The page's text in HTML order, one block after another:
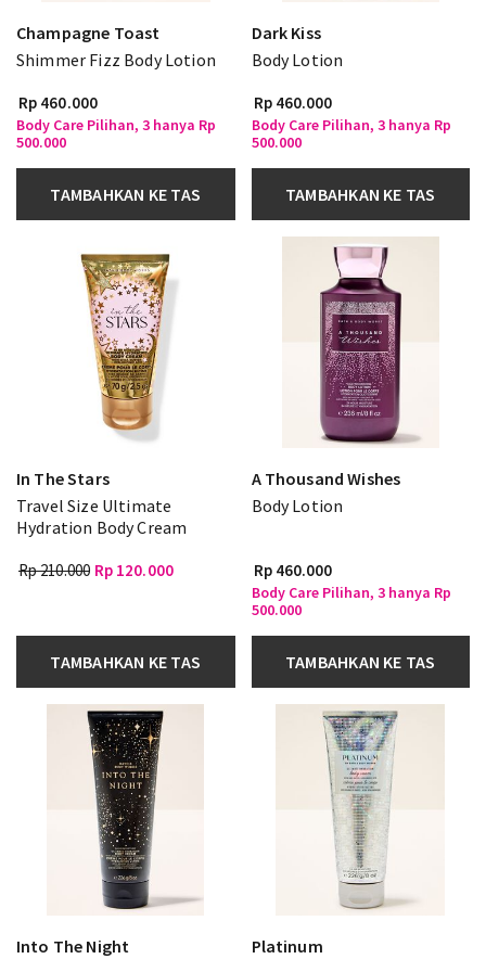
Champagne Toast
Shimmer Fizz Body Lotion
Rp 460.000
Body Care Pilihan, 3 hanya Rp
500.000
TAMBAHKAN KE TAS
Dark Kiss
Body Lotion
Rp 460.000
Body Care Pilihan, 3 hanya Rp
500.000
TAMBAHKAN KE TAS
In The Stars
Travel Size Ultimate
Hydration Body Cream
Rp 210.000 Rp 120.000
TAMBAHKAN KE TAS
A Thousand Wishes
Body Lotion
Rp 460.000
Body Care Pilihan, 3 hanya Rp
500.000
TAMBAHKAN KE TAS
Into The Night
Platinum